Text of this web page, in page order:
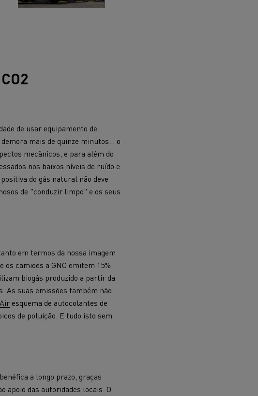
de usar equipamento de
mais de quinze minutos... o
mecânicos, e para além do
nos baixos níveis de ruído e
do gás natural não deve
de "conduzir limpo" e os seus
em termos da nossa imagem
os camiões a GNC emitem 15%
biogás produzido a partir da
As suas emissões também não
esquema de autocolantes de
de poluição. E tudo isto sem
a longo prazo, graças
apoio das autoridades locais. O